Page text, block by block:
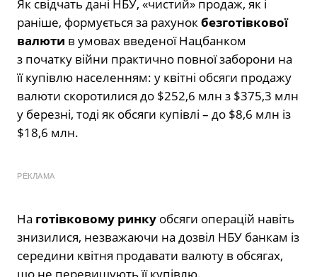
Як свідчать дані НБУ, «чистий» продаж, як і
раніше, формується за рахунокбезготівкової
валюти в умовах введеної Нацбанком
з початку війни практично повної заборони на
її купівлю населенням: у квітні обсяги продажу
валюти скоротилися до $252,6 млн з $375,3 млн
у березні, тоді як обсяги купівлі – до $8,6 млн із
$18,6 млн.
РЕКЛАМА
На готівковому ринку обсяги операцій навіть
знизилися, незважаючи на дозвіл НБУ банкам із
середини квітня продавати валюту в обсягах,